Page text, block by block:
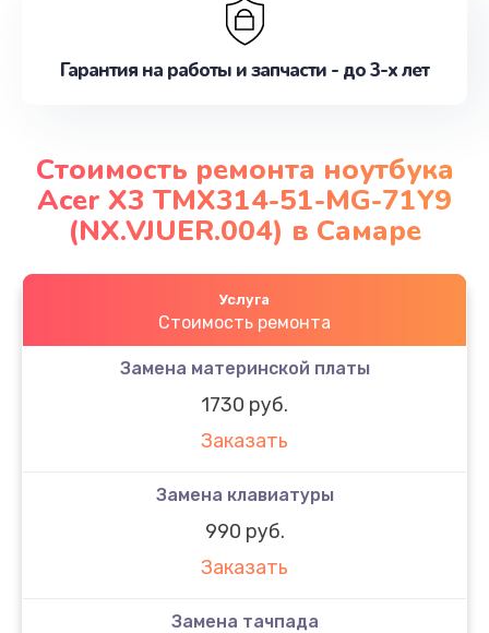
Гарантия на работы и запчасти - до 3-х лет
Стоимость ремонта ноутбука
Acer X3 TMX314-51-MG-71Y9
(NX.VJUER.004) в Самаре
Услуга
Стоимость ремонта
Замена материнской платы
1730 руб.
Заказать
Замена клавиатуры
990 руб.
Заказать
Замена тачпада